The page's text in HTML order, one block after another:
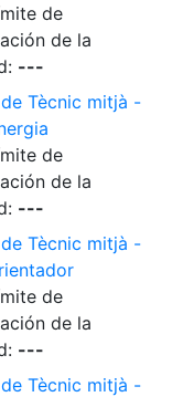
de
de la
---
Tècnic mitjà -
de
de la
---
Tècnic mitjà -
de
de la
---
Tècnic mitjà -